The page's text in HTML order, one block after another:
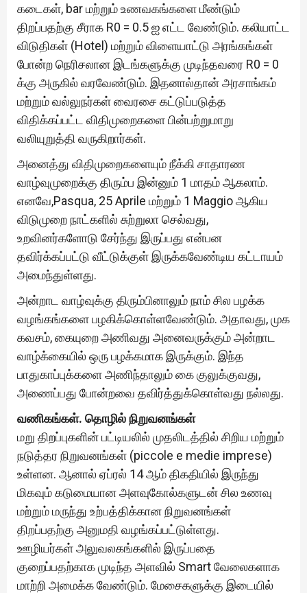
கடைகள், bar மற்றும் உணவகங்களை மீண்டும்
திறப்பதற்கு சீராக R0 = 0.5 ஐ எட்ட வேண்டும். கலியாட்ட
விடுதிகள் (Hotel) மற்றும் விளையாட்டு அரங்கங்கள்
போன்ற நெரிசலான இடங்களுக்கு முடிந்தவரை R0 = 0
க்கு அருகில் வரவேண்டும். இதனால்தான் அரசாங்கம்
மற்றும் வல்லுநர்கள் வைரசை கட்டுப்படுத்த
விதிக்கப்பட்ட விதிமுறைகளை பின்பற்றுமாறு
வலியுறுத்தி வருகிறார்கள்.
அனைத்து விதிமுறைகளையும் நீக்கி சாதாரண
வாழ்வுமுறைக்கு திரும்ப இன்னும் 1 மாதம் ஆகலாம்.
எனவே,Pasqua, 25 Aprile மற்றும் 1 Maggio ஆகிய
விடுமுறை நாட்களில் சுற்றுலா செல்வது,
உறவினர்களோடு சேர்ந்து இருப்பது என்பன
தவிர்க்கப்பட்டு வீட்டுக்குள் இருக்கவேண்டிய கட்டாயம்
அமைந்துள்ளது.
அன்றாட வாழ்வுக்கு திரும்பினாலும் நாம் சில பழக்க
வழங்கங்களை பழகிக்கொள்ளவேண்டும். அதாவது, முக
கவசம், கையுறை அணிவது அனைவருக்கும் அன்றாட
வாழ்க்கையில் ஒரு பழக்கமாக இருக்கும். இந்த
பாதுகாப்புக்களை அணிந்தாலும் கை குலுக்குவது,
அணைப்பது போன்றவை தவிர்த்துக்கொள்வது நல்லது.
வணிகங்கள். தொழில் நிறுவனங்கள்
மறு திறப்புகளின் பட்டியலில் முதலிடத்தில் சிறிய மற்றும்
நடுத்தர நிறுவனங்கள் (piccole e medie imprese)
உள்ளன. ஆனால் ஏப்ரல் 14 ஆம் திகதியில் இருந்து
மிகவும் கடுமையான அளவுகோல்களுடன் சில உணவு
மற்றும் மருந்து உற்பத்திக்கான நிறுவனங்கள்
திறப்பதற்கு அனுமதி வழங்கப்பட்டுள்ளது.
ஊழியர்கள் அலுவலகங்களில் இருப்பதை
குறைப்பதற்காக முடிந்த அளவில் Smart வேலைகளாக
மாற்றி அமைக்க வேண்டும். மேசைகளுக்கு இடையில்